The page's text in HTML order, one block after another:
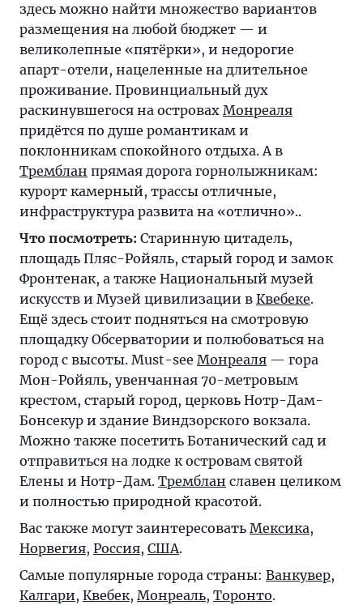
здесь можно найти множество вариантов
размещения на любой бюджет — и
великолепные «пятёрки», и недорогие
апарт-отели, нацеленные на длительное
проживание. Провинциальный дух
раскинувшегося на островах Монреаля
придётся по душе романтикам и
поклонникам спокойного отдыха. А в
Тремблан прямая дорога горнолыжникам:
курорт камерный, трассы отличные,
инфраструктура развита на «отлично»..
Что посмотреть: Старинную цитадель,
площадь Пляс-Ройяль, старый город и замок
Фронтенак, а также Национальный музей
искусств и Музей цивилизации в Квебеке.
Ещё здесь стоит подняться на смотровую
площадку Обсерватории и полюбоваться на
город с высоты. Must-see Монреаля — гора
Мон-Ройяль, увенчанная 70-метровым
крестом, старый город, церковь Нотр-Дам-
Бонсекур и здание Виндзорского вокзала.
Можно также посетить Ботанический сад и
отправиться на лодке к островам святой
Елены и Нотр-Дам. Тремблан славен целиком
и полностью природной красотой.
Вас также могут заинтересовать Мексика,
Норвегия, Россия, США.
Самые популярные города страны: Ванкувер,
Калгари, Квебек, Монреаль, Торонто.